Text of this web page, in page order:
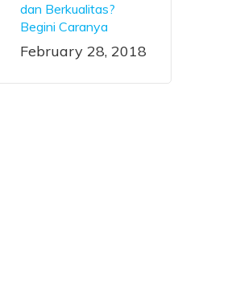
dan Berkualitas?
Begini Caranya
February 28, 2018